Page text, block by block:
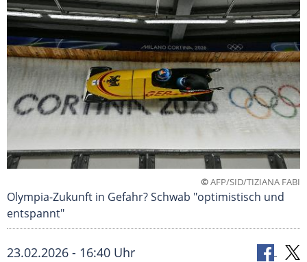
©AFP/SID/TIZIANA FABI
Olympia-Zukunft in Gefahr? Schwab "optimistisch und
entspannt"
23.02.2026 - 16:40 Uhr